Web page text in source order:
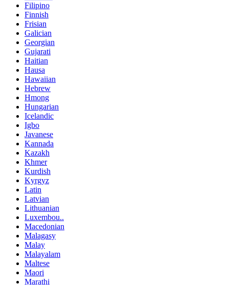
Filipino
Finnish
Frisian
Galician
Georgian
Gujarati
Haitian
Hausa
Hawaiian
Hebrew
Hmong
Hungarian
Icelandic
Igbo
Javanese
Kannada
Kazakh
Khmer
Kurdish
Kyrgyz
Latin
Latvian
Lithuanian
Luxembou..
Macedonian
Malagasy
Malay
Malayalam
Maltese
Maori
Marathi